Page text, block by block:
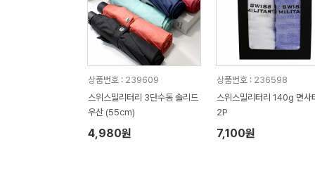
상품번호 : 239609
스위스밀리터리 3단수동 솔리드
우산 (55cm)
4,980원
상품번호 : 236598
스위스밀리터리 140g 면사
2P
7,100원